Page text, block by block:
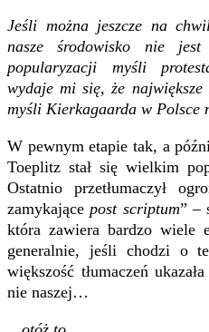
Jeśli można jeszcze na
nasze środowisko nie
popularyzacji myśli
wydaje mi się, że największe
myśli Kierkagaarda w Polsce
W pewnym etapie tak, a
Toeplitz stał się wielkim
Ostatnio przetłumaczył
zamykające post scriptum” –
która zawiera bardzo wiele
generalnie, jeśli chodzi o
większość tłumaczeń
nie naszej…